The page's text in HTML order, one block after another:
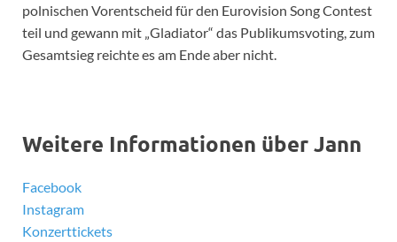
polnischen Vorentscheid für den Eurovision Song Contest
teil und gewann mit „Gladiator“ das Publikumsvoting, zum
Gesamtsieg reichte es am Ende aber nicht.
Weitere Informationen über Jann
Facebook
Instagram
Konzerttickets